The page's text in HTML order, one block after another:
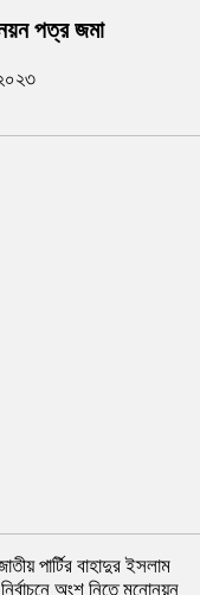
পত্র জমা
পার্টির বাহাদুর ইসলাম
অংশ নিতে মনোনয়ন